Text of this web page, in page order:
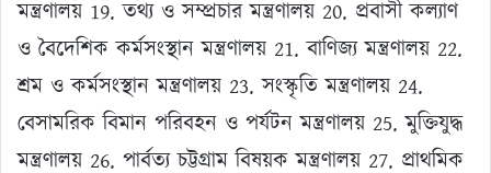
মন্ত্রণালয় 19. তথ্য ও সম্প্রচার মন্ত্রণালয় 20. প্রবাসী কল্যাণ
ও বৈদেশিক কর্মসংস্থান মন্ত্রণালয় 21. বাণিজ্য মন্ত্রণালয় 22.
শ্রম ও কর্মসংস্থান মন্ত্রণালয় 23. সংস্কৃতি মন্ত্রণালয় 24.
বেসামরিক বিমান পরিবহন ও পর্যটন মন্ত্রণালয় 25. মুক্তিযুদ্ধ
মন্ত্রণালয় 26. পার্বত্য চট্টগ্রাম বিষয়ক মন্ত্রণালয় 27. প্রাথমিক